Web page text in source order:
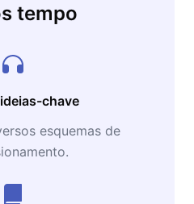
tempo
chave
esquemas de